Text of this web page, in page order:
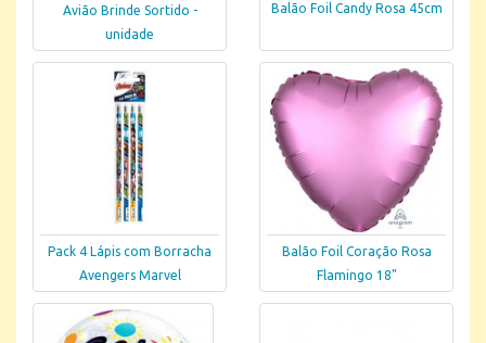
Avião Brinde Sortido -
unidade
Balão Foil Candy Rosa 45cm
Pack 4 Lápis com Borracha
Avengers Marvel
Balão Foil Coração Rosa
Flamingo 18"